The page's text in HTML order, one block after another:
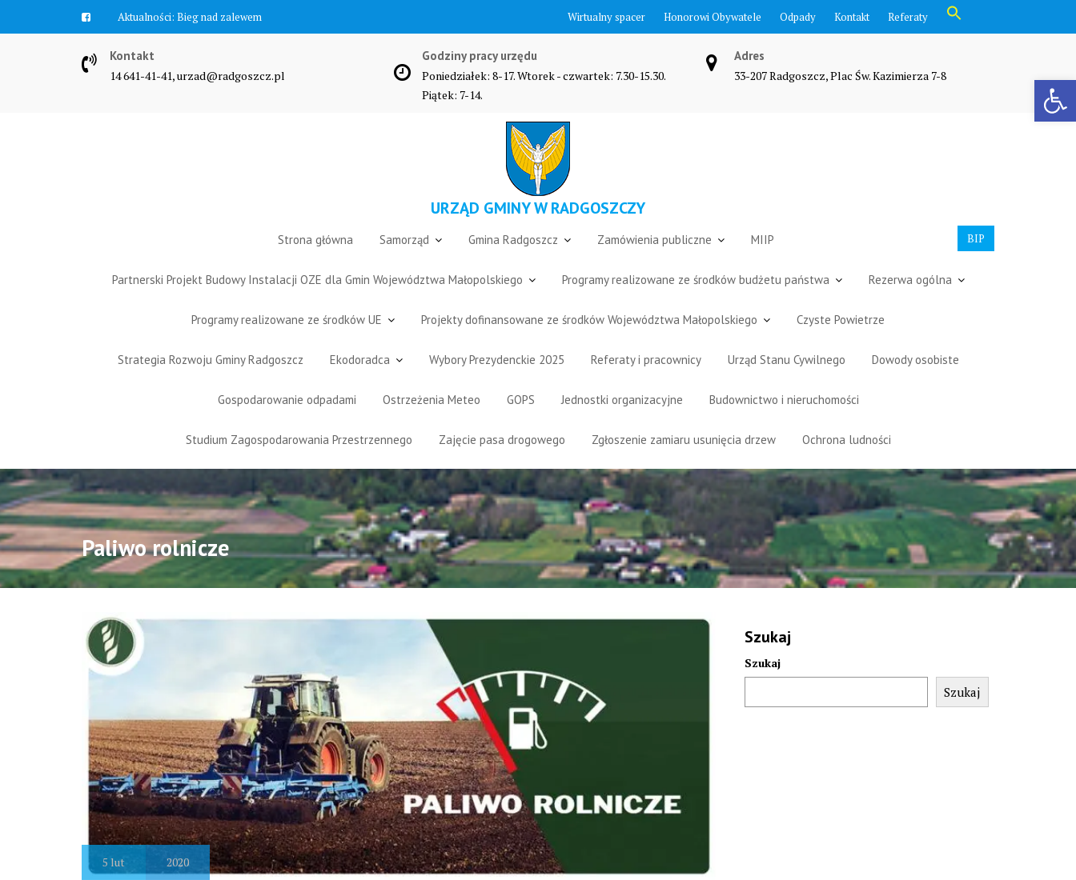
Otwórz pasek narzędzi
Aktualności: Bieg nad zalewem Wirtualny spacer Honorowi Obywatele Odpady Kontakt Referaty
Search Button
Kontakt
14 641-41-41, urzad@radgoszcz.pl
Godziny pracy urzędu
Poniedziałek: 8-17. Wtorek - czwartek: 7.30-15.30.
Piątek: 7-14.
Adres
33-207 Radgoszcz, Plac Św. Kazimierza 7-8
URZĄD GMINY W RADGOSZCZY
BIP
Strona główna Samorząd Gmina Radgoszcz Zamówienia publiczne MIIP
Partnerski Projekt Budowy Instalacji OZE dla Gmin Województwa Małopolskiego Programy realizowane ze środków budżetu państwa Rezerwa ogólna
Programy realizowane ze środków UE Projekty dofinansowane ze środków Województwa Małopolskiego Czyste Powietrze
Strategia Rozwoju Gminy Radgoszcz Ekodoradca Wybory Prezydenckie 2025 Referaty i pracownicy Urząd Stanu Cywilnego Dowody osobiste
Gospodarowanie odpadami Ostrzeżenia Meteo GOPS Jednostki organizacyjne Budownictwo i nieruchomości
Studium Zagospodarowania Przestrzennego Zajęcie pasa drogowego Zgłoszenie zamiaru usunięcia drzew Ochrona ludności
Paliwo rolnicze
5 lut 2020
Szukaj
Szukaj
Szukaj